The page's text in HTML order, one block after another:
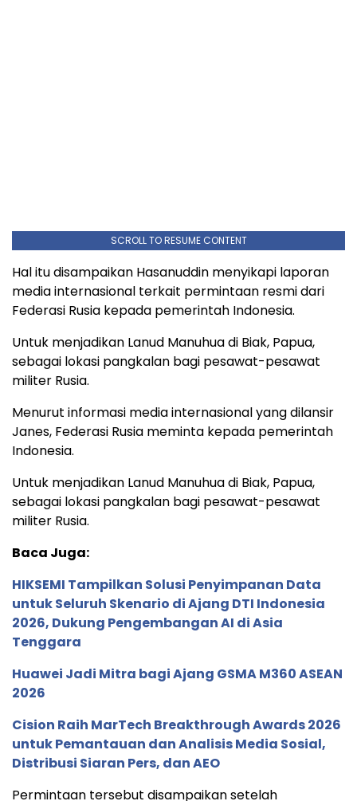
SCROLL TO RESUME CONTENT
Hal itu disampaikan Hasanuddin menyikapi laporan
media internasional terkait permintaan resmi dari
Federasi Rusia kepada pemerintah Indonesia.
Untuk menjadikan Lanud Manuhua di Biak, Papua,
sebagai lokasi pangkalan bagi pesawat-pesawat
militer Rusia.
Menurut informasi media internasional yang dilansir
Janes, Federasi Rusia meminta kepada pemerintah
Indonesia.
Untuk menjadikan Lanud Manuhua di Biak, Papua,
sebagai lokasi pangkalan bagi pesawat-pesawat
militer Rusia.
Baca Juga:
HIKSEMI Tampilkan Solusi Penyimpanan Data
untuk Seluruh Skenario di Ajang DTI Indonesia
2026, Dukung Pengembangan AI di Asia
Tenggara
Huawei Jadi Mitra bagi Ajang GSMA M360 ASEAN
2026
Cision Raih MarTech Breakthrough Awards 2026
untuk Pemantauan dan Analisis Media Sosial,
Distribusi Siaran Pers, dan AEO
Permintaan tersebut disampaikan setelah